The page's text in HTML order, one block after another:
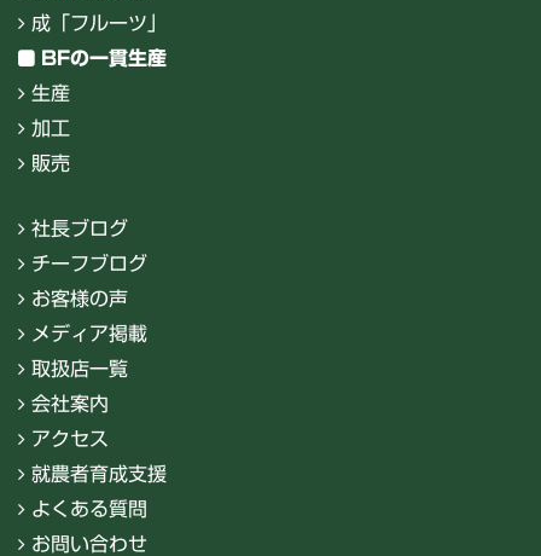
成「フルーツ」
BFの一貫生産
生産
加工
販売
社長ブログ
チーフブログ
お客様の声
メディア掲載
取扱店一覧
会社案内
アクセス
就農者育成支援
よくある質問
お問い合わせ